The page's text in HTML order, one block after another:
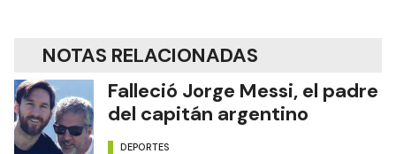
NOTAS RELACIONADAS
Falleció Jorge Messi, el padre
del capitán argentino
DEPORTES